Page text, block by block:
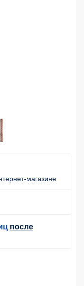
магазине
после